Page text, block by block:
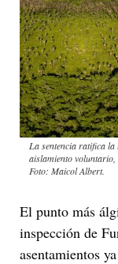
La sentencia ratifica la
aislamiento voluntario,
Foto: Maicol Albert.
El punto más
inspección de
asentamientos